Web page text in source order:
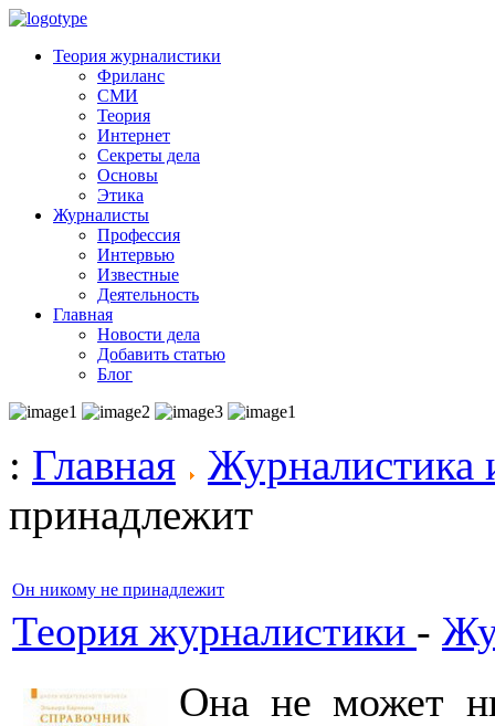
Теория журналистики
Фриланс
СМИ
Теория
Интернет
Секреты дела
Основы
Этика
Журналисты
Профессия
Интервью
Известные
Деятельность
Главная
Новости дела
Добавить статью
Блог
: Главная
Журналистика
принадлежит
Он никому не принадлежит
Теория журналистики -
Она не может